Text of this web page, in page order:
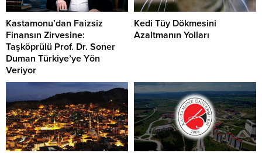
Kastamonu’dan Faizsiz
Finansın Zirvesine:
Taşköprülü Prof. Dr. Soner
Duman Türkiye’ye Yön
Veriyor
Kedi Tüy Dökmesini
Azaltmanın Yolları